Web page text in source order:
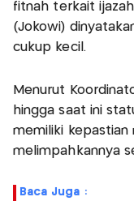
fitnah terkait
(Jokowi)
cukup kecil.
Menurut
hingga saat ini
memiliki
melimpahkannya
Baca Juga :